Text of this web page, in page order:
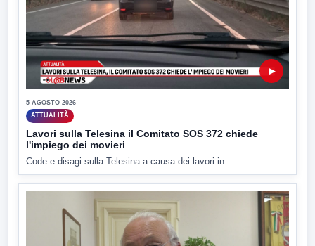
▶
5 AGOSTO 2026
ATTUALITÀ
Lavori sulla Telesina il Comitato SOS 372 chiede
l'impiego dei movieri
Code e disagi sulla Telesina a causa dei lavori in...